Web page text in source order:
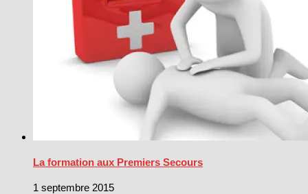
La formation aux Premiers Secours
1 septembre 2015